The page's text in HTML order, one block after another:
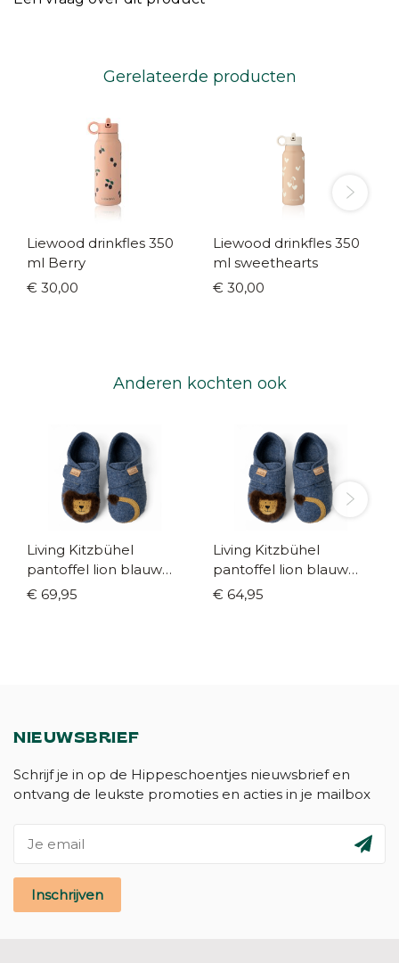
Gerelateerde producten
Liewood drinkfles 350
ml Berry
€ 30,00
Liewood drinkfles 350
ml sweethearts
€ 30,00
Anderen kochten ook
Living Kitzbühel
pantoffel lion blauw
(maat 31-35)
€ 69,95
Living Kitzbühel
pantoffel lion blauw
(maat 20-30)
€ 64,95
NIEUWSBRIEF
Schrijf je in op de Hippeschoentjes nieuwsbrief en
ontvang de leukste promoties en acties in je mailbox
Inschrijven